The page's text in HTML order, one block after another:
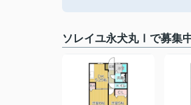
ソレイユ永犬丸Ⅰで募集